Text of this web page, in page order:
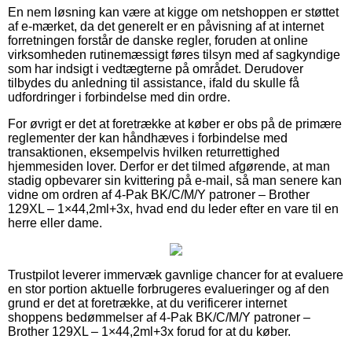
En nem løsning kan være at kigge om netshoppen er støttet
af e-mærket, da det generelt er en påvisning af at internet
forretningen forstår de danske regler, foruden at online
virksomheden rutinemæssigt føres tilsyn med af sagkyndige
som har indsigt i vedtægterne på området. Derudover
tilbydes du anledning til assistance, ifald du skulle få
udfordringer i forbindelse med din ordre.
For øvrigt er det at foretrække at køber er obs på de primære
reglementer der kan håndhæves i forbindelse med
transaktionen, eksempelvis hvilken returrettighed
hjemmesiden lover. Derfor er det tilmed afgørende, at man
stadig opbevarer sin kvittering på e-mail, så man senere kan
vidne om ordren af 4-Pak BK/C/M/Y patroner – Brother
129XL – 1×44,2ml+3x, hvad end du leder efter en vare til en
herre eller dame.
Trustpilot leverer immervæk gavnlige chancer for at evaluere
en stor portion aktuelle forbrugeres evalueringer og af den
grund er det at foretrække, at du verificerer internet
shoppens bedømmelser af 4-Pak BK/C/M/Y patroner –
Brother 129XL – 1×44,2ml+3x forud for at du køber.